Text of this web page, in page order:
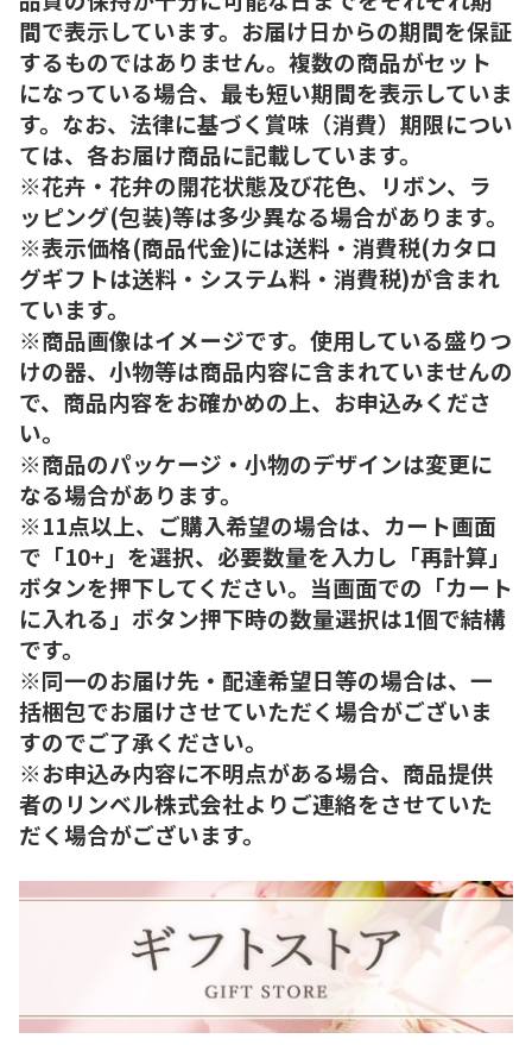
間で表示しています。お届け日からの期間を保証
するものではありません。複数の商品がセット
になっている場合、最も短い期間を表示していま
す。なお、法律に基づく賞味（消費）期限につい
ては、各お届け商品に記載しています。
※花卉・花弁の開花状態及び花色、リボン、ラ
ッピング(包装)等は多少異なる場合があります。
※表示価格(商品代金)には送料・消費税(カタロ
グギフトは送料・システム料・消費税)が含まれ
ています。
※商品画像はイメージです。使用している盛りつ
けの器、小物等は商品内容に含まれていませんの
で、商品内容をお確かめの上、お申込みくださ
い。
※商品のパッケージ・小物のデザインは変更に
なる場合があります。
※11点以上、ご購入希望の場合は、カート画面
で「10+」を選択、必要数量を入力し「再計算」
ボタンを押下してください。当画面での「カート
に入れる」ボタン押下時の数量選択は1個で結構
です。
※同一のお届け先・配達希望日等の場合は、一
括梱包でお届けさせていただく場合がございま
すのでご了承ください。
※お申込み内容に不明点がある場合、商品提供
者のリンベル株式会社よりご連絡をさせていた
だく場合がございます。